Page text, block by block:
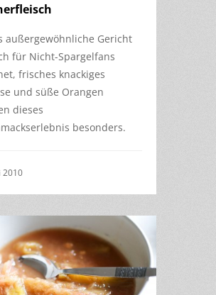
außergewöhnliche Gericht
für Nicht-Spargelfans
frisches knackiges
und süße Orangen
dieses
besonders.
2010